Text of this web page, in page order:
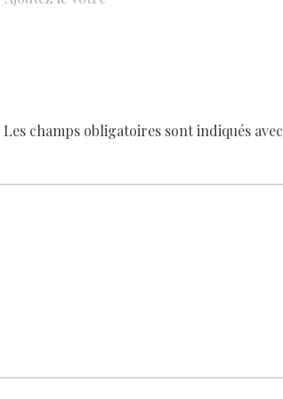
Les champs obligatoires sont indiqués avec